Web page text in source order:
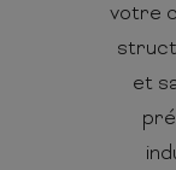
votre
et